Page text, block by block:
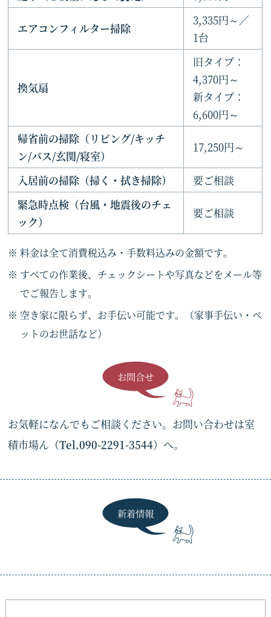
エアコンフィルター掃除
3,335円～／
1台
換気扇
旧タイプ：
4,370円～
新タイプ：
6,600円～
帰省前の掃除（リビング/キッチ
ン/バス/玄関/寝室）
17,250円～
入居前の掃除（掃く・拭き掃除）
要ご相談
緊急時点検（台風・地震後のチェ
ック）
要ご相談
料金は全て消費税込み・手数料込みの金額です。
すべての作業後、チェックシートや写真などをメール等
でご報告します。
空き家に限らず、お手伝い可能です。（家事手伝い・ペ
ットのお世話など）
お問合せ
お気軽になんでもご相談ください。お問い合わせは室
積市場ん（Tel.090-2291-3544）へ。
新着情報